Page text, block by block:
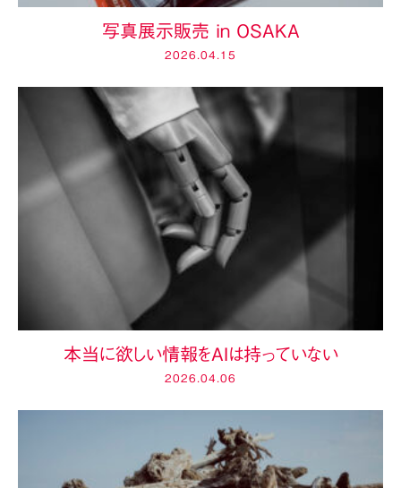
写真展示販売 in OSAKA
2026.04.15
本当に欲しい情報をAIは持っていない
2026.04.06